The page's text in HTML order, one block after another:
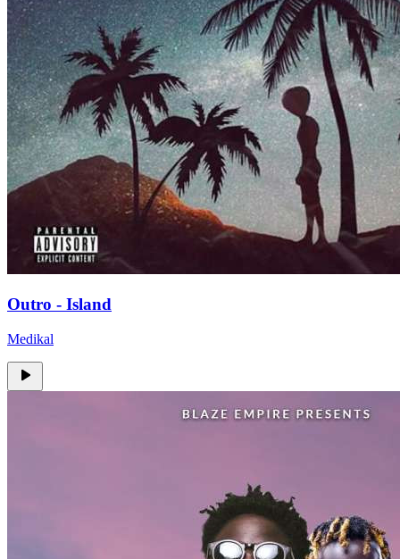
Outro - Island
Medikal